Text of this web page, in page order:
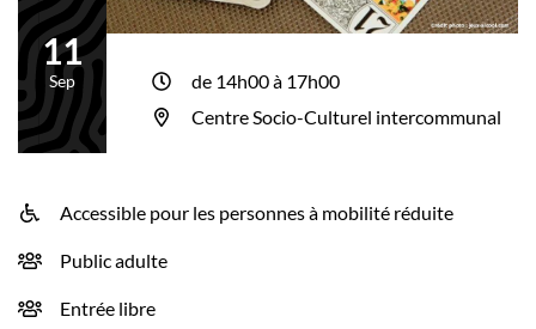
Le
11
Sep
de 14h00 à 17h00
Centre Socio-Culturel intercommunal
INFOS UTILES
Accessible pour les personnes à mobilité réduite
Public adulte
Entrée libre